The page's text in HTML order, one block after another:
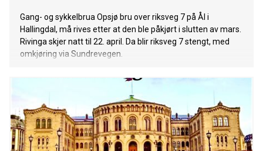
Gang- og sykkelbrua Opsjø bru over riksveg 7 på Ål i
Hallingdal, må rives etter at den ble påkjørt i slutten av mars.
Rivinga skjer natt til 22. april. Da blir riksveg 7 stengt, med
omkjøring via Sundrevegen.